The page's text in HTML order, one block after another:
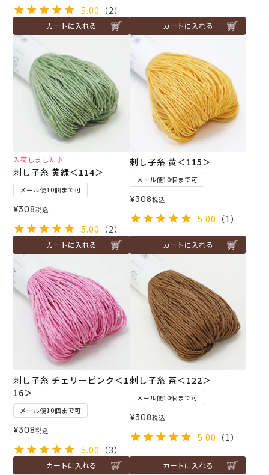
5.00 （2）
カートに入れる カートに入れる
入荷しました♪
刺し子糸 黄緑＜114＞
メール便10個まで可
¥308税込
5.00 （2）
カートに入れる
刺し子糸 黄＜115＞
メール便10個まで可
¥308税込
5.00 （1）
カートに入れる
刺し子糸 チェリーピンク＜1
16＞
メール便10個まで可
¥308税込
5.00 （3）
カートに入れる
刺し子糸 茶＜122＞
メール便10個まで可
¥308税込
5.00 （1）
カートに入れる